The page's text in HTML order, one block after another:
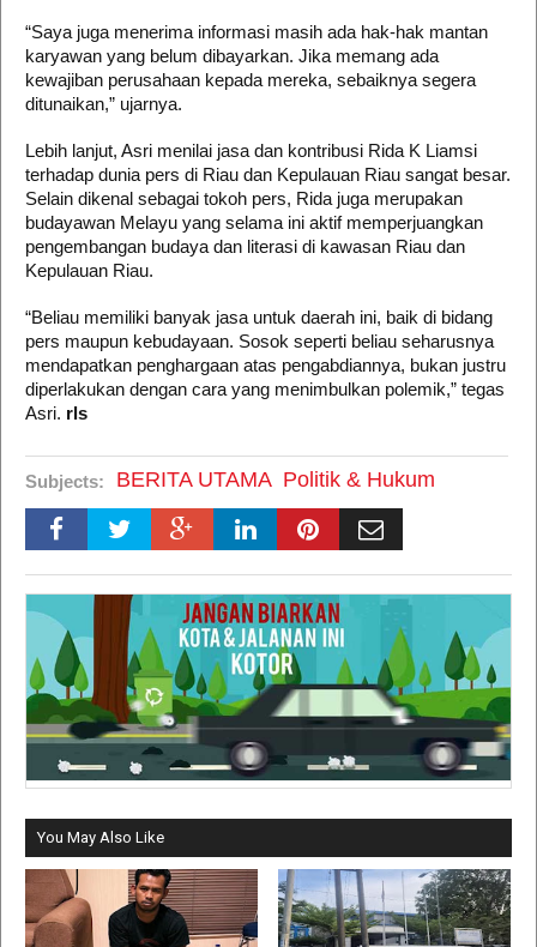
“Saya juga menerima informasi masih ada hak-hak mantan
karyawan yang belum dibayarkan. Jika memang ada
kewajiban perusahaan kepada mereka, sebaiknya segera
ditunaikan,” ujarnya.
Lebih lanjut, Asri menilai jasa dan kontribusi Rida K Liamsi
terhadap dunia pers di Riau dan Kepulauan Riau sangat besar.
Selain dikenal sebagai tokoh pers, Rida juga merupakan
budayawan Melayu yang selama ini aktif memperjuangkan
pengembangan budaya dan literasi di kawasan Riau dan
Kepulauan Riau.
“Beliau memiliki banyak jasa untuk daerah ini, baik di bidang
pers maupun kebudayaan. Sosok seperti beliau seharusnya
mendapatkan penghargaan atas pengabdiannya, bukan justru
diperlakukan dengan cara yang menimbulkan polemik,” tegas
Asri. rls
Subjects: BERITA UTAMA Politik & Hukum
You May Also Like